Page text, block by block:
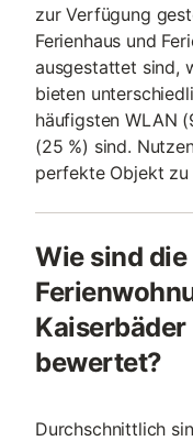
zur Verfügung
Ferienhaus und
ausgestattet sind,
bieten
häufigsten WLAN
(25 %) sind.
perfekte Objekt zu
Wie sind
bewertet?
Durchschnittlich